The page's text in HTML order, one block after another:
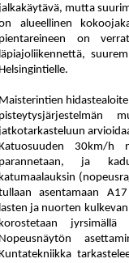
mutta
alueellinen
on
teytysjärjestelmän
30km/h
ja
asentamaan
ja nuorten
jyrsimällä